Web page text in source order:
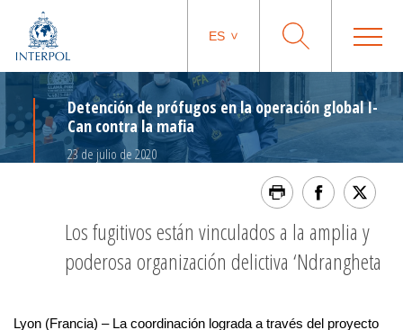
ES
Detención de prófugos en la operación global I-
Can contra la mafia
23 de julio de 2020
Los fugitivos están vinculados a la amplia y
poderosa organización delictiva ‘Ndrangheta
Lyon (Francia) – La coordinación lograda a través del proyecto